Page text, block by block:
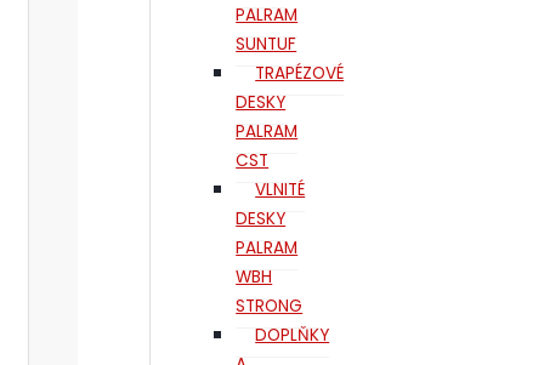
PALRAM
SUNTUF
TRAPÉZOVÉ
DESKY
PALRAM
CST
VLNITÉ
DESKY
PALRAM
WBH
STRONG
DOPLŇKY